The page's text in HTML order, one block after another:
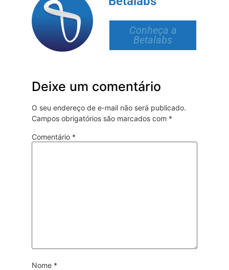
Conheça a
Betalabs
Deixe um comentário
O seu endereço de e-mail não será publicado.
Campos obrigatórios são marcados com *
Comentário *
Nome *